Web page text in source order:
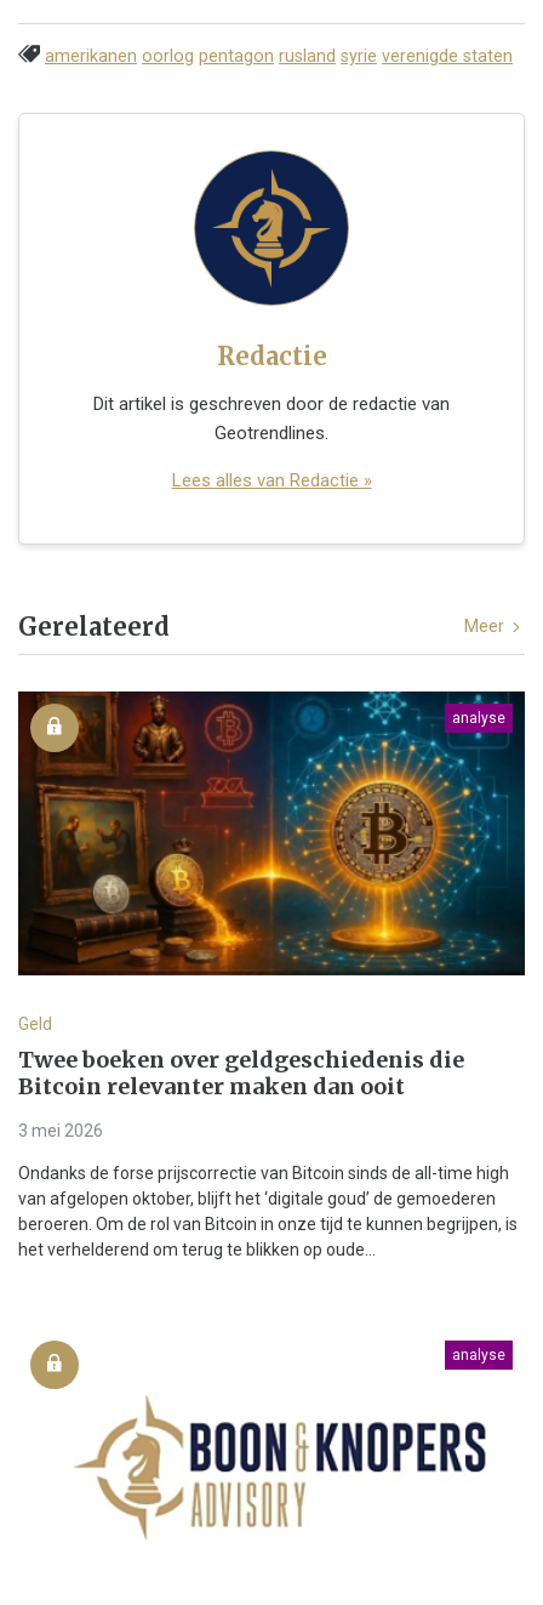
amerikanen oorlog pentagon rusland syrie verenigde staten
Redactie
Dit artikel is geschreven door de redactie van
Geotrendlines.
Lees alles van Redactie »
Gerelateerd Meer
analyse
Geld
Twee boeken over geldgeschiedenis die
Bitcoin relevanter maken dan ooit
3 mei 2026
Ondanks de forse prijscorrectie van Bitcoin sinds de all-time high
van afgelopen oktober, blijft het ‘digitale goud’ de gemoederen
beroeren. Om de rol van Bitcoin in onze tijd te kunnen begrijpen, is
het verhelderend om terug te blikken op oude...
analyse